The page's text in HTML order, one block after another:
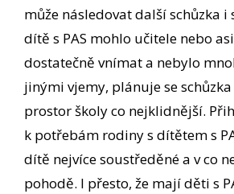
může následovat další schůzka i
dítě s PAS mohlo učitele nebo
dostatečně vnímat a nebylo
jinými vjemy, plánuje se
prostor školy co nejklidnější.
k potřebám rodiny s dítětem s
dítě nejvíce soustředěné a v co
pohodě. I přesto, že mají děti s